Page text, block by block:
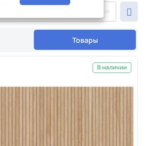
Товары
В наличии